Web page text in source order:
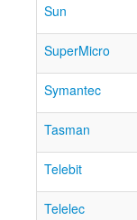
Sun
SuperMicro
Symantec
Tasman
Telebit
Telelec